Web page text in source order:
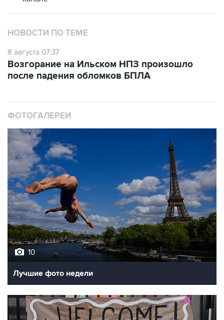
НОВОСТИ ПО ТЕМЕ
8 августа 07:37
Возгорание на Ильском НПЗ произошло
после падения обломков БПЛА
ФОТОГАЛЕРЕИ
10
Лучшие фото недели